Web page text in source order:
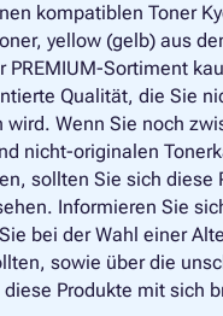
kompatiblen Toner
yellow (gelb) aus
PREMIUM-Sortiment
Qualität, die Sie
wird. Wenn Sie noch
nicht-originalen
sollten Sie sich diese
Informieren Sie
bei der Wahl einer
sowie über die
Produkte mit sich